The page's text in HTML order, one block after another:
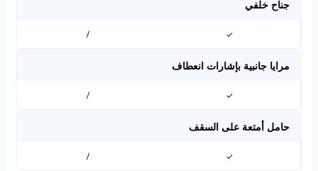
جناح خلفي
✓
/
مرايا جانبية بإشارات انعطاف
✓
/
حامل أمتعة على السقف
✓
/